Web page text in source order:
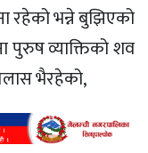
रहेको भन्ने बुझिएको
पुरुष व्याक्तिको शव
भैरहेको,